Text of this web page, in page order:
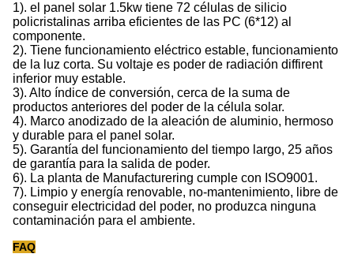
1). el panel solar 1.5kw tiene 72 células de silicio
policristalinas arriba eficientes de las PC (6*12) al
componente.
2). Tiene funcionamiento eléctrico estable, funcionamiento
de la luz corta. Su voltaje es poder de radiación diffirent
inferior muy estable.
3). Alto índice de conversión, cerca de la suma de
productos anteriores del poder de la célula solar.
4). Marco anodizado de la aleación de aluminio, hermoso
y durable para el panel solar.
5). Garantía del funcionamiento del tiempo largo, 25 años
de garantía para la salida de poder.
6). La planta de Manufacturering cumple con ISO9001.
7). Limpio y energía renovable, no-mantenimiento, libre de
conseguir electricidad del poder, no produzca ninguna
contaminación para el ambiente.
FAQ